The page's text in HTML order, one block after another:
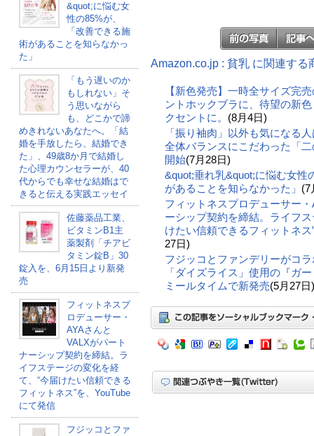
&quot;に悩む女
性の85%が、
「改善できる施
術があることを知らなかっ
た」
「もう遅いのか
もしれない」そ
う思いながら
も、どこかで諦
めきれないあなたへ。「結
婚を手放したら、結婚でき
た」、49歳8か月で結婚し
た心理カウンセラーが、40
代からでも幸せな結婚はで
きると伝える実践エッセイ
佐藤薬品工業、
ビタミンB1主
薬製剤「チアビ
タミン錠B」30
錠入を、6月15日より新発
売
フィットネスプ
ロデューサー・
AYAさんと
VALXがパート
ナーシップ契約を締結。ラ
イフステージの変化を経
て、“今届けたい信頼できる
フィットネス”を、YouTube
にて発信
フジッコとファ
Amazon.co.jp : 貧乳 に関連する
【新色発売】一時全サイズ完
ントホックブラに、待望の新
クセントに。 (8月4日)
「振り袖肉」以外も気になる
全体バランスにこだわった「
開始(7月28日)
&quot;垂れ乳&quot;に悩む女性
があることを知らなかった」 (7
フィットネスプロデューサー
ーシップ契約を締結。ライフ
けたい信頼できるフィットネス
27日)
フジッコとファンデリーがコ
「ダイズライス」使用の『ガ
ミールタイムで新発売(5月27日)